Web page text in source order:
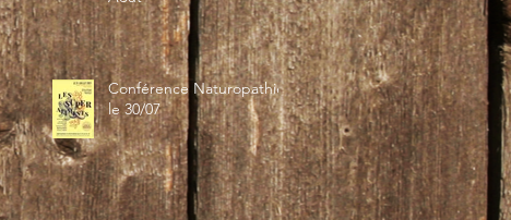
Conférence Naturopathie
le 30/07